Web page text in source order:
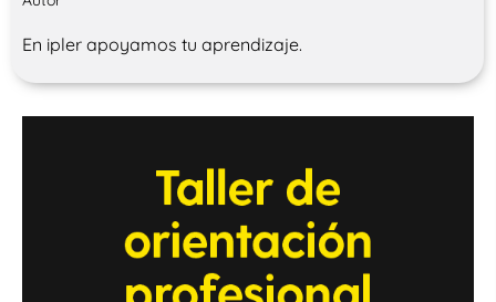
En ipler apoyamos tu aprendizaje.